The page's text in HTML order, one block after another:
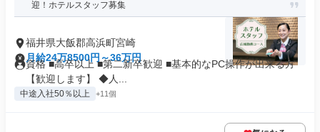
迎！ホテルスタッフ募集
福井県大飯郡高浜町宮崎
月給24万8500円～36万円
資格 ■高卒以上 ■第二新卒歓迎 ■基本的なPC操作が出来る方
【歓迎します】 ◆人...
中途入社50％以上 +11個